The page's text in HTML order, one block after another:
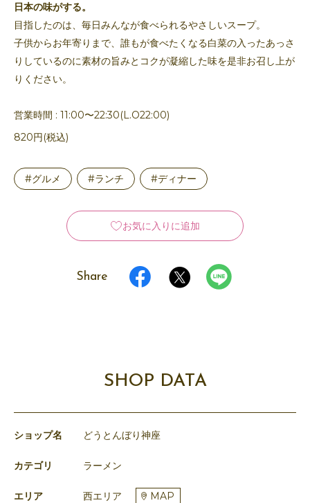
日本の味がする。
目指したのは、毎日みんなが食べられるやさしいスープ。
子供からお年寄りまで、誰もが食べたくなる白菜の入ったあっさ
りしているのに素材の旨みとコクが凝縮した味を是非お召し上が
りください。
営業時間 : 11:00〜22:30(L.O22:00)
820円(税込)
#グルメ #ランチ #ディナー
お気に入りに追加
Share
SHOP DATA
ショップ名 どうとんぼり神座
カテゴリ ラーメン
エリア 西エリア MAP